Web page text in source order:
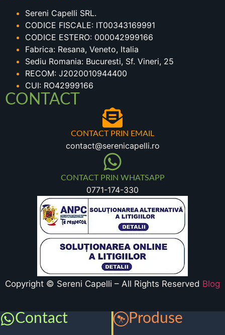
Sereni Capelli SRL.
CODICE FISCALE: IT00343169991
CODICE ESTERO: 000042999166
Fabrica: Resana, Veneto, Italia
Sediu Romania: Bucuresti, Sf. Vineri, 25
RECOM: J2020010944400
CUI: RO42999166
CONTACT
CONTACT PRIN EMAIL
contact@serenicapelli.ro
CONTACT PRIN WHATSAPP
0771-174-330
Copyright © Sereni Capelli – All Rights Reserved Blog
Contact Produse